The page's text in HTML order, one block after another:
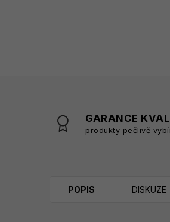
GARANCE
produkty pečlivě
POPIS DISKUZE